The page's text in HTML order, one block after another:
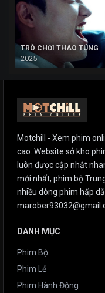
TRÒ CHƠI THAO TÚNG
2025
Motchill - Xem phim
cao. Website sở kho
luôn được cập nhật
mới nhất, phim bộ
nhiều dòng phim hấp
DANH MỤC
Phim Bộ
Phim Lẻ
Phim Hành Động